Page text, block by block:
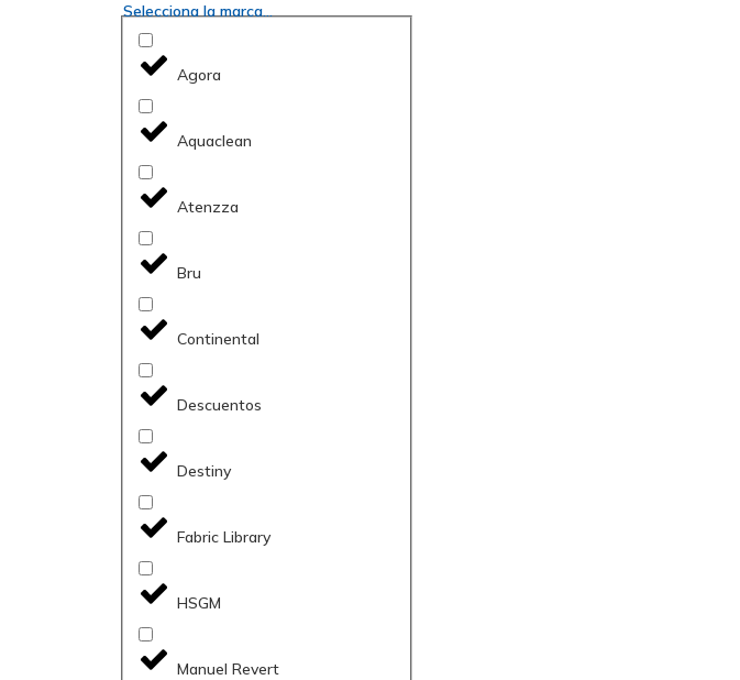
Selecciona la marca...
Agora
Aquaclean
Atenzza
Bru
Continental
Descuentos
Destiny
Fabric Library
HSGM
Manuel Revert